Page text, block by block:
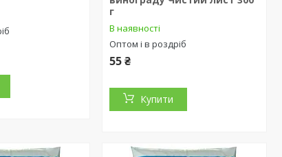
г
В наявності
Оптом і в роздріб
55 ₴
Купити